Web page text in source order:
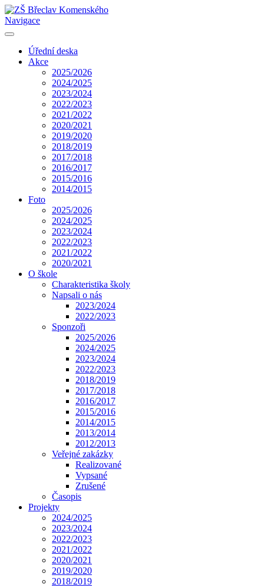
Navigace
Úřední deska
Akce
2025/2026
2024/2025
2023/2024
2022/2023
2021/2022
2020/2021
2019/2020
2018/2019
2017/2018
2016/2017
2015/2016
2014/2015
Foto
2025/2026
2024/2025
2023/2024
2022/2023
2021/2022
2020/2021
O škole
Charakteristika školy
Napsali o nás
2023/2024
2022/2023
Sponzoři
2025/2026
2024/2025
2023/2024
2022/2023
2018/2019
2017/2018
2016/2017
2015/2016
2014/2015
2013/2014
2012/2013
Veřejné zakázky
Realizované
Vypsané
Zrušené
Časopis
Projekty
2024/2025
2023/2024
2022/2023
2021/2022
2020/2021
2019/2020
2018/2019